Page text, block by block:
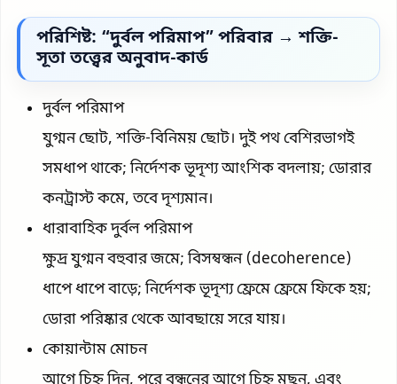
পরিশিষ্ট: “দুর্বল পরিমাপ” পরিবার → শক্তি-
সূতা তত্ত্বের অনুবাদ-কার্ড
দুর্বল পরিমাপ
যুগ্মন ছোট, শক্তি-বিনিময় ছোট। দুই পথ বেশিরভাগই
সমধাপ থাকে; নির্দেশক ভূদৃশ্য আংশিক বদলায়; ডোরার
কনট্রাস্ট কমে, তবে দৃশ্যমান।
ধারাবাহিক দুর্বল পরিমাপ
ক্ষুদ্র যুগ্মন বহুবার জমে; বিসম্বন্ধন (decoherence)
ধাপে ধাপে বাড়ে; নির্দেশক ভূদৃশ্য ফ্রেমে ফ্রেমে ফিকে হয়;
ডোরা পরিষ্কার থেকে আবছায়ে সরে যায়।
কোয়ান্টাম মোচন